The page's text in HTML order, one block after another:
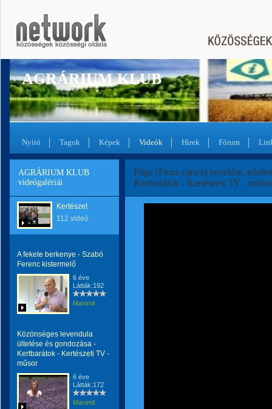
AGRÁRIUM KLUB
Nyitó Tagok Képek Videók Hírek Fórum
AGRÁRIUM KLUB
videógalériái
Kertészet
112 videó
A fekete berkenye - Szabó
Ferenc kistermelő
6 éve
Látták:192
Maximil
Közönséges levendula
ültetése és gondozása -
Kertbarátok - Kertészeti TV -
műsor
6 éve
Látták:172
Maximil
Füge (Ficus carica) nevelése,
Kertbarátok - Kertészeti TV - műsor